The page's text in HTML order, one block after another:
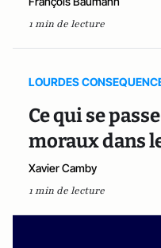
1 min de lecture
LOURDES
Ce qui se
moraux dans
Xavier Camby
1 min de lecture